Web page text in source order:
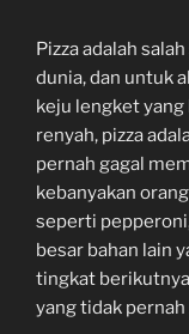
Pizza adalah
dunia, dan untuk
keju lengket yang
renyah, pizza
pernah gagal
kebanyakan
seperti
besar bahan lain
tingkat
yang tidak